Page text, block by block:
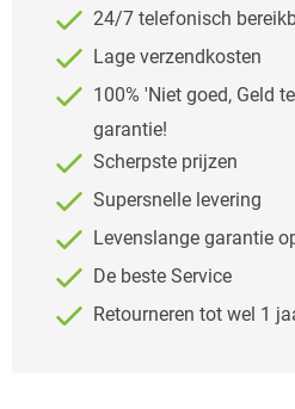
24/7 telefonisch
Lage verzendkosten
100% 'Niet goed, Geld
garantie!
Scherpste prijzen
Supersnelle levering
Levenslange garantie
De beste Service
Retourneren tot wel 1